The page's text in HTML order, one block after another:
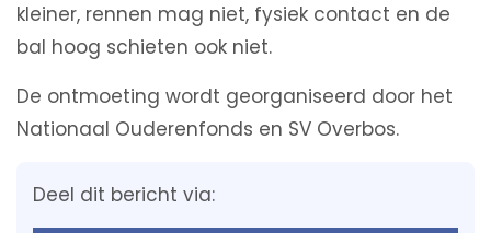
kleiner, rennen mag niet, fysiek contact en de
bal hoog schieten ook niet.
De ontmoeting wordt georganiseerd door het
Nationaal Ouderenfonds en SV Overbos.
Deel dit bericht via: